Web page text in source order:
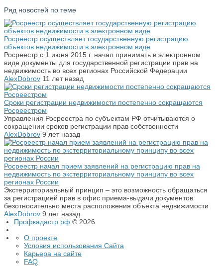
Ряд новостей по теме
Росреестр осуществляет государственную регистрацию
объектов недвижимости в электронном виде
Росреестр c 1 июня 2015 г. начал принимать в электронном
виде документы для государственной регистрации прав на
недвижимость во всех регионах Российской Федерации
AlexDobrov 11 лет назад
Сроки регистрации недвижимости постепенно сокращаются
Росреестром
Управления Росреестра по субъектам РФ отчитываются о
сокращении сроков регистрации прав собственности
AlexDobrov 9 лет назад
Росреестр начал прием заявлений на регистрацию прав на
недвижимость по экстерриториальному принципу во всех
регионах России
Экстерриториальный принцип – это возможность обращаться
за регистрацией прав в офис приема-выдачи документов
безотносительно места расположения объекта недвижимости
AlexDobrov 9 лет назад
Профкадастр.рф © 2026
О проекте
Условия использования Сайта
Карьера на сайте
FAQ